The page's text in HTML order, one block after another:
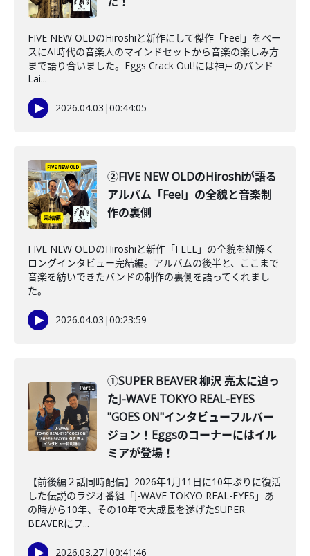
FIVE NEW OLDのHiroshiと新作にして傑作「Feel」をベー
スにAI時代の音楽人のマインドセットから音楽の楽しみ方
まで語り合いました。Eggs Crack Out!には神戸のバンド
Lai...
2026.04.03 |00:44:05
②FIVE NEW OLDのHiroshiが語る
アルバム「Feel」の全貌と音楽制
作の裏側
FIVE NEW OLDのHiroshiと新作「FEEL」の全貌を紐解く
ロングインタビュー完結編。アルバムの後半と、ここまで
音楽を紡いできたバンドの制作の裏側を語ってくれまし
た。
2026.04.03 |00:23:59
①SUPER BEAVER 柳沢 亮太に迫っ
たJ-WAVE TOKYO REAL-EYES
"GOES ON"インタビューフルバー
ジョン！Eggsのコーナーにはイル
ミアが登場！
【前後編２話同時配信】2026年1月11日に10年ぶりに復活
した伝説のラジオ番組「J-WAVE TOKYO REAL-EYES」あ
の時から10年、その10年で大成長を遂げたSUPER
BEAVERにフ...
2026.03.27|00:41:46